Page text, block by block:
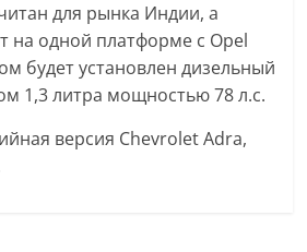
для рынка Индии, а
на одной платформе с Opel
будет установлен дизельный
1,3 литра мощностью 78 л.с.
версия Chevrolet Adra,